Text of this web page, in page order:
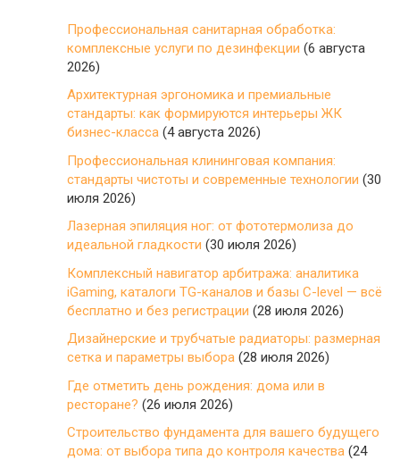
Профессиональная санитарная обработка:
комплексные услуги по дезинфекции (6 августа
2026)
Архитектурная эргономика и премиальные
стандарты: как формируются интерьеры ЖК
бизнес-класса (4 августа 2026)
Профессиональная клининговая компания:
стандарты чистоты и современные технологии (30
июля 2026)
Лазерная эпиляция ног: от фототермолиза до
идеальной гладкости (30 июля 2026)
Комплексный навигатор арбитража: аналитика
iGaming, каталоги TG-каналов и базы C-level — всё
бесплатно и без регистрации (28 июля 2026)
Дизайнерские и трубчатые радиаторы: размерная
сетка и параметры выбора (28 июля 2026)
Где отметить день рождения: дома или в
ресторане? (26 июля 2026)
Строительство фундамента для вашего будущего
дома: от выбора типа до контроля качества (24